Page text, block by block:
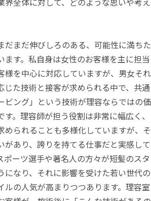
だまだ伸びしろのある、可能性に満ちた
ます。私自身は女性のお客様を主に担当
様を中心に対応していますが、男女それ
じた技術と接客が求められる中で、共通
ビング」という技術が理容ならではの価
。理容師が担う役割は非常に幅広く、
められることも多様化していますが、そ
があり、誇りを持てる仕事だと実感して
ポーツ選手や著名人の方々が短髪のスタ
になり、それに影響を受けた若い世代の
ルの人気が高まりつつあります。理容室